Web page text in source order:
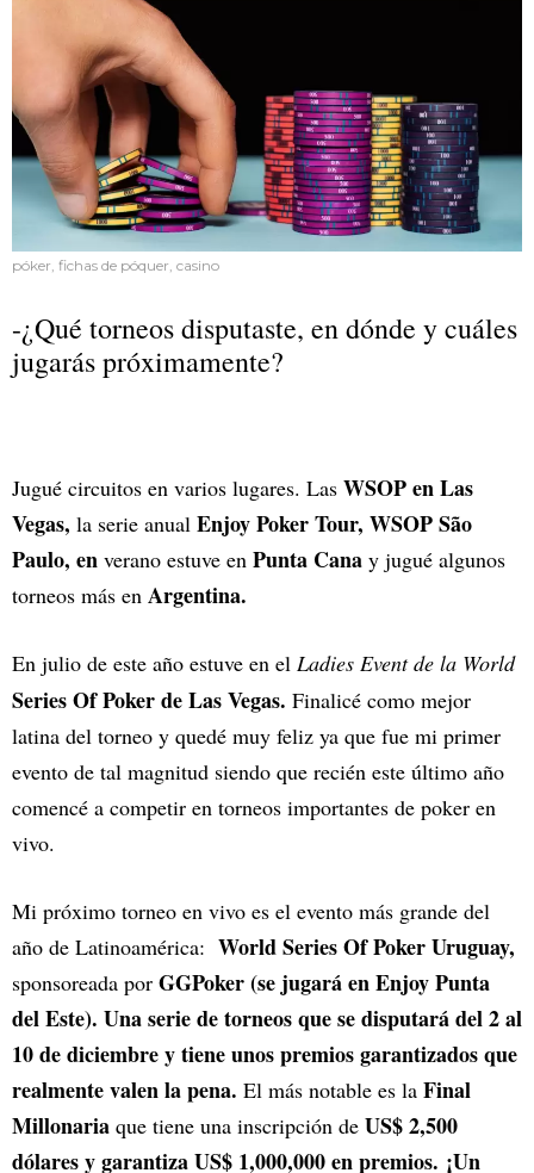
póker, fichas de póquer, casino
-¿Qué torneos disputaste, en dónde y cuáles
jugarás próximamente?
Jugué circuitos en varios lugares. Las WSOP en Las
Vegas, la serie anual Enjoy Poker Tour, WSOP São
Paulo, en verano estuve en Punta Cana y jugué algunos
torneos más en Argentina.
En julio de este año estuve en el Ladies Event de la World
Series Of Poker de Las Vegas. Finalicé como mejor
latina del torneo y quedé muy feliz ya que fue mi primer
evento de tal magnitud siendo que recién este último año
comencé a competir en torneos importantes de poker en
vivo.
Mi próximo torneo en vivo es el evento más grande del
año de Latinoamérica: World Series Of Poker Uruguay,
sponsoreada por GGPoker (se jugará en Enjoy Punta
del Este). Una serie de torneos que se disputará del 2 al
10 de diciembre y tiene unos premios garantizados que
realmente valen la pena. El más notable es la Final
Millonaria que tiene una inscripción de US$ 2,500
dólares y garantiza US$ 1,000,000 en premios. ¡Un